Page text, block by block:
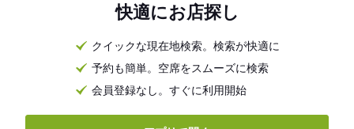
快適にお店探し
クイックな現在地検索。検索が快適に
予約も簡単。空席をスムーズに検索
会員登録なし。すぐに利用開始